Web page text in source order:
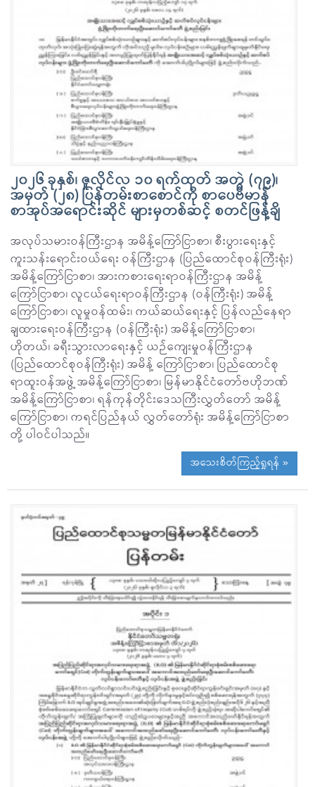
၂၀၂၆ ခုနှစ်၊ ဇူလိုင်လ ၁၀ ရက်ထုတ် အတွဲ (၇၉)၊
အမှတ် (၂၈) ပြန်တမ်းစာစောင်ကို စာပေဗိမာန်
စာအုပ်အရောင်းဆိုင် များမှတစ်ဆင့် စတင်ဖြန့်ချိ
အလုပ်သမားဝန်ကြီးဌာန အမိန့်ကြော်ငြာစာ၊ စီးပွားရေးနှင့်
ကူးသန်းရောင်းဝယ်ရေး ဝန်ကြီးဌာန (ပြည်ထောင်စုဝန်ကြီးရုံး)
အမိန့်ကြော်ငြာစာ၊ အားကစားရေးရာဝန်ကြီးဌာန အမိန့်
ကြော်ငြာစာ၊ လူငယ်ရေးရာဝန်ကြီးဌာန (ဝန်ကြီးရုံး) အမိန့်
ကြော်ငြာစာ၊ လူမှုဝန်ထမ်း၊ ကယ်ဆယ်ရေးနှင့် ပြန်လည်နေရာ
ချထားရေးဝန်ကြီးဌာန (ဝန်ကြီးရုံး) အမိန့်ကြော်ငြာစာ၊
ဟိုတယ်၊ ခရီးသွားလာရေးနှင့် ယဉ်ကျေးမှုဝန်ကြီးဌာန
(ပြည်ထောင်စုဝန်ကြီးရုံး) အမိန့် ကြော်ငြာစာ၊ ပြည်ထောင်စု
ရာထူးဝန်အဖွဲ့ အမိန့်ကြော်ငြာစာ၊ မြန်မာနိုင်ငံတော်ဗဟိုဘဏ်
အမိန့်ကြော်ငြာစာ၊ ရန်ကုန်တိုင်းဒေသကြီးလွှတ်တော် အမိန့်
ကြော်ငြာစာ၊ ကရင်ပြည်နယ် လွှတ်တော်ရုံး အမိန့်ကြော်ငြာစာ
တို့ ပါဝင်ပါသည်။
အသေးစိတ်ကြည့်ရှုရန် »